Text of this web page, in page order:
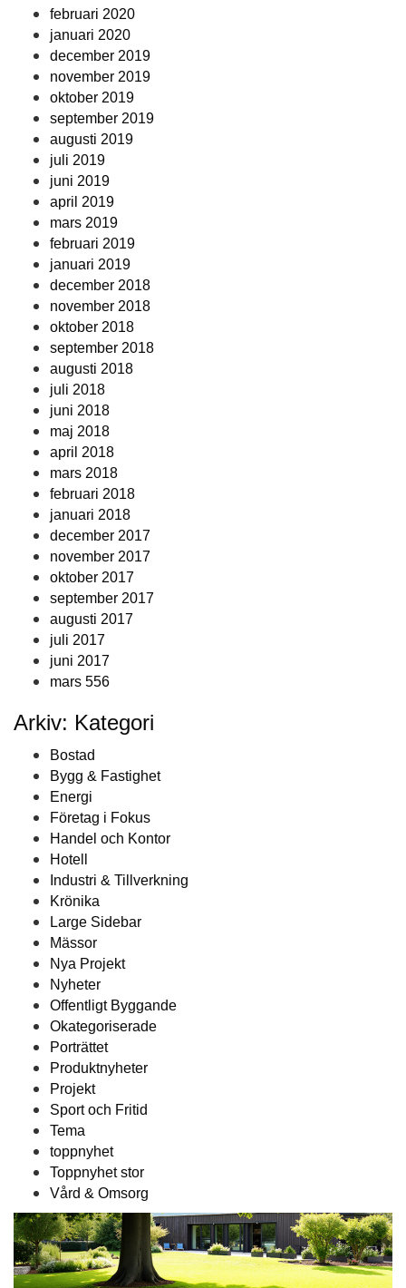
februari 2020
januari 2020
december 2019
november 2019
oktober 2019
september 2019
augusti 2019
juli 2019
juni 2019
april 2019
mars 2019
februari 2019
januari 2019
december 2018
november 2018
oktober 2018
september 2018
augusti 2018
juli 2018
juni 2018
maj 2018
april 2018
mars 2018
februari 2018
januari 2018
december 2017
november 2017
oktober 2017
september 2017
augusti 2017
juli 2017
juni 2017
mars 556
Arkiv: Kategori
Bostad
Bygg & Fastighet
Energi
Företag i Fokus
Handel och Kontor
Hotell
Industri & Tillverkning
Krönika
Large Sidebar
Mässor
Nya Projekt
Nyheter
Offentligt Byggande
Okategoriserade
Porträttet
Produktnyheter
Projekt
Sport och Fritid
Tema
toppnyhet
Toppnyhet stor
Vård & Omsorg